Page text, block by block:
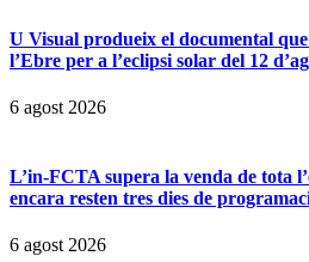
U Visual produeix el documental
l’Ebre per a l’eclipsi solar del 12
6 agost 2026
L’in-FCTA supera la venda de tota
encara resten tres dies de
6 agost 2026